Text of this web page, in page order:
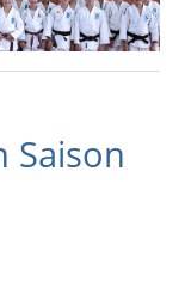
Saison